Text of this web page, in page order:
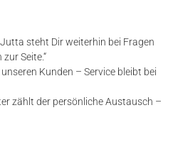
steht Dir weiterhin bei Fragen
Seite.“
Kunden – Service bleibt bei
zählt der persönliche Austausch –